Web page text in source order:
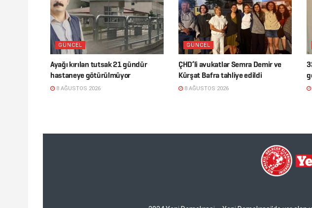
GÜNCEL
Ayağı kırılan tutsak 21 gündür
hastaneye götürülmüyor
8 AĞUSTOS 2026
GÜNCEL
ÇHD’li avukatlar Semra Demir ve
Kürşat Bafra tahliye edildi
8 AĞUSTOS 2026